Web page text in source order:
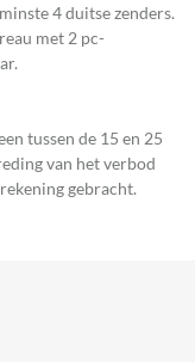
4 duitse zenders.
met 2 pc-
tussen de 15 en 25
van het verbod
gebracht.